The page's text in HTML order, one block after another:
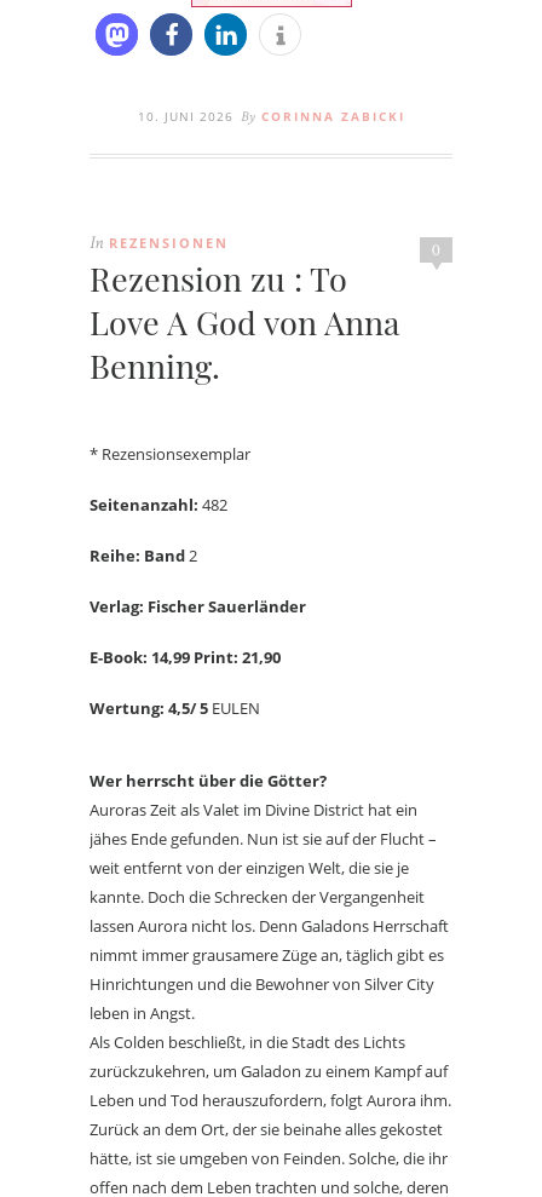
10. JUNI 2026 By CORINNA ZABICKI
0
In REZENSIONEN
Rezension zu : To
Love A God von Anna
Benning.
* Rezensionsexemplar
Seitenanzahl: 482
Reihe: Band2
Verlag: Fischer Sauerländer
E-Book: 14,99 Print: 21,90
Wertung: 4,5/ 5 EULEN
Wer herrscht über die Götter?
Auroras Zeit als Valet im Divine District hat ein
jähes Ende gefunden. Nun ist sie auf der Flucht –
weit entfernt von der einzigen Welt, die sie je
kannte. Doch die Schrecken der Vergangenheit
lassen Aurora nicht los. Denn Galadons Herrschaft
nimmt immer grausamere Züge an, täglich gibt es
Hinrichtungen und die Bewohner von Silver City
leben in Angst.
Als Colden beschließt, in die Stadt des Lichts
zurückzukehren, um Galadon zu einem Kampf auf
Leben und Tod herauszufordern, folgt Aurora ihm.
Zurück an dem Ort, der sie beinahe alles gekostet
hätte, ist sie umgeben von Feinden. Solche, die ihr
offen nach dem Leben trachten und solche, deren